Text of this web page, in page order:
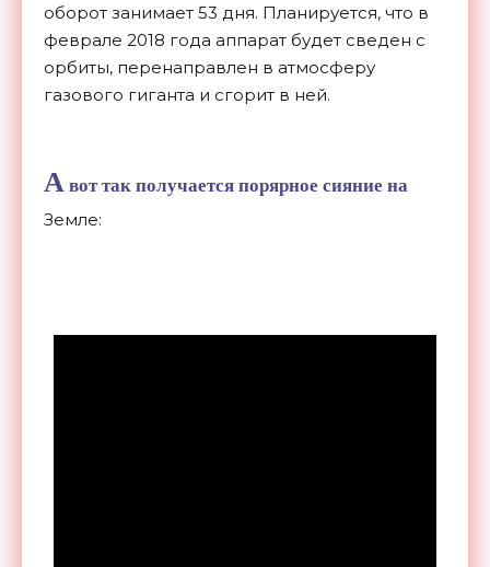
оборот занимает 53 дня. Планируется, что в
феврале 2018 года аппарат будет сведен с
орбиты, перенаправлен в атмосферу
газового гиганта и сгорит в ней.
А вот так получается порярное сияние на
Земле: